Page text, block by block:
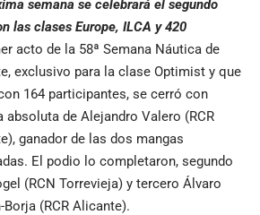
semana se celebrará el segundo
las clases Europe, ILCA y 420
acto de la 58ª Semana Náutica de
exclusivo para la clase Optimist y que
164 participantes, se cerró con
absoluta de Alejandro Valero (RCR
ganador de las dos mangas
El podio lo completaron, segundo
(RCN Torrevieja) y tercero Álvaro
Borja (RCR Alicante).